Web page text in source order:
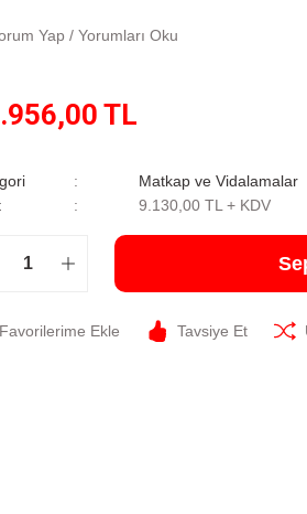
Yap / Yorumları Oku
TL
Matkap ve Vidalamalar
9.130,00 TL + KDV
Tavsiye Et